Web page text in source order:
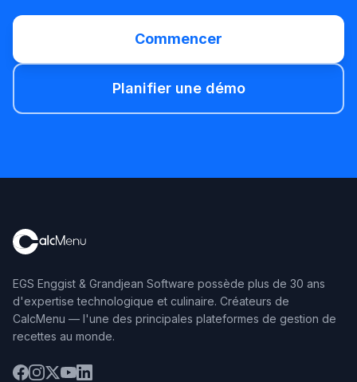
Commencer
Planifier une démo
EGS Enggist & Grandjean Software possède plus de 30 ans
d'expertise technologique et culinaire. Créateurs de
CalcMenu — l'une des principales plateformes de gestion de
recettes au monde.